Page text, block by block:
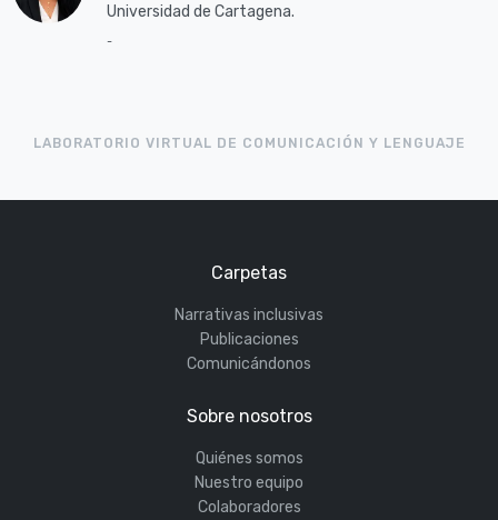
Universidad de Cartagena.
-
LABORATORIO VIRTUAL DE COMUNICACIÓN Y LENGUAJE
Carpetas
Narrativas inclusivas
Publicaciones
Comunicándonos
Sobre nosotros
Quiénes somos
Nuestro equipo
Colaboradores